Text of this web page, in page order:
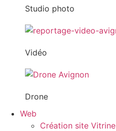
Studio photo
Vidéo
Drone
Web
Création site Vitrine